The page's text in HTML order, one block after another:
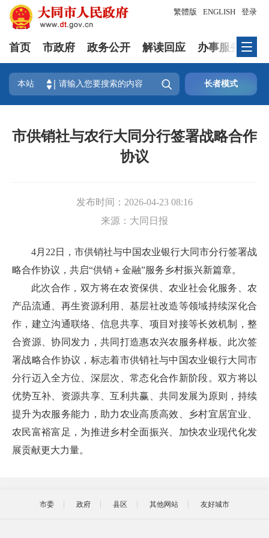
登录
繁體版 ENGLISH
首页 市政府 政务公开 解读回应 办事服务
本站  长者模式
市供销社与农行大同分行签署战略合作
协议
发布时间： 2026-04-23 08:16
来源： 大同日报
4月22日，市供销社与中国农业银行大同市分行签署战
略合作协议，共启“供销＋金融”服务乡村振兴新篇章。
此次合作，双方将在农资保供、农业社会化服务、农
产品流通、再生资源利用、基层社改造等领域持续深化合
作，建立沟通联络、信息共享、项目对接等长效机制，整
合资源、协同发力，共同打造惠农兴农服务样板。此次签
署战略合作协议，标志着市供销社与中国农业银行大同市
分行迈入全方位、深层次、常态化合作新阶段。双方将以
优势互补、资源共享、互利共赢、共同发展为原则，持续
提升为农服务能力，助力农业高质高效、乡村宜居宜业、
农民富裕富足，为推进乡村全面振兴、加快农业现代化发
展贡献更大力量。
市委 政府 县区 其他网站 友好城市